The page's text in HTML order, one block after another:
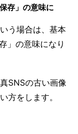
存」の意味に
う場合は、基本
」の意味になり
SNSの古い画像
方をします。